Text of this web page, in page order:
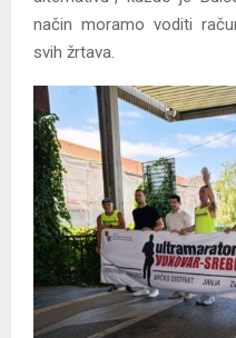
način moramo voditi
svih žrtava.